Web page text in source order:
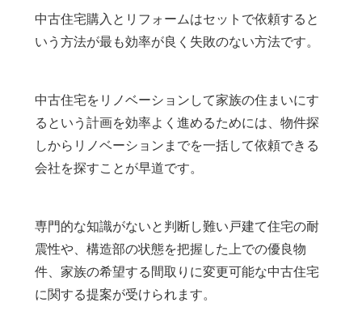
中古住宅購入とリフォームはセットで依頼すると
いう方法が最も効率が良く失敗のない方法です。
中古住宅をリノベーションして家族の住まいにす
るという計画を効率よく進めるためには、物件探
しからリノベーションまでを一括して依頼できる
会社を探すことが早道です。
専門的な知識がないと判断し難い戸建て住宅の耐
震性や、構造部の状態を把握した上での優良物
件、家族の希望する間取りに変更可能な中古住宅
に関する提案が受けられます。